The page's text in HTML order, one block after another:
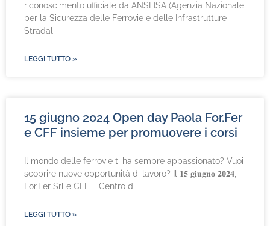
riconoscimento ufficiale da ANSFISA (Agenzia Nazionale
per la Sicurezza delle Ferrovie e delle Infrastrutture
Stradali
LEGGI TUTTO »
15 giugno 2024 Open day Paola For.Fer
e CFF insieme per promuovere i corsi
Il mondo delle ferrovie ti ha sempre appassionato? Vuoi
scoprire nuove opportunità di lavoro? Il 𝟏𝟓 𝐠𝐢𝐮𝐠𝐧𝐨 𝟐𝟎𝟐𝟒,
For.Fer Srl e CFF – Centro di
LEGGI TUTTO »